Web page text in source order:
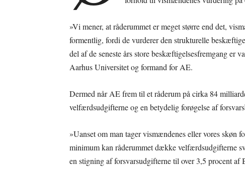
»Vi mener, at råderummet er meget større end det,
formentlig, fordi de vurderer den strukturelle
del af de seneste års store beskæftigelsesfremgang er
Aarhus Universitet og formand for AE.
Dermed når AE frem til et råderum på cirka 84
velfærdsudgifterne og en betydelig forøgelse af
»Uanset om man tager vismændenes eller vores skøn
minimum kan råderummet dække velfærdsudgifterne
en stigning af forsvarsudgifterne til over 3,5 procent